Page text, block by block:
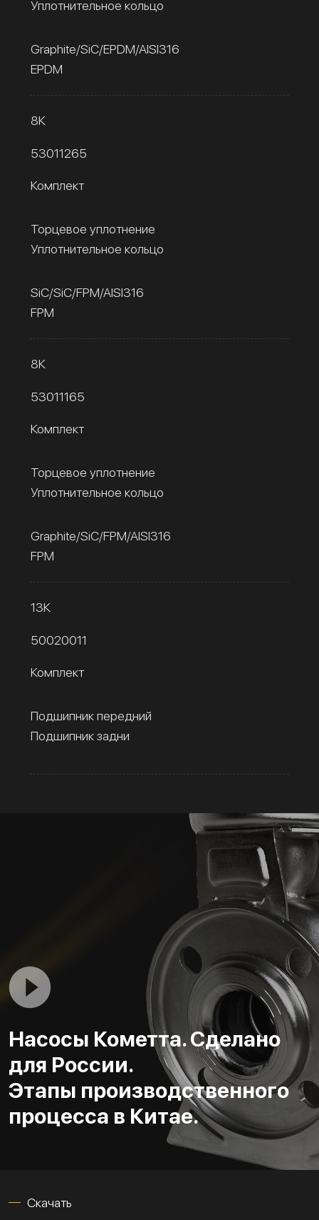
Уплотнительное кольцо
Graphite/SiC/EPDM/AISI316
EPDM
8К
53011265
Комплект
Торцевое уплотнение
Уплотнительное кольцо
SiC/SiC/FPM/AISI316
FPM
8К
53011165
Комплект
Торцевое уплотнение
Уплотнительное кольцо
Graphite/SiC/FPM/AISI316
FPM
13К
50020011
Комплект
Подшипник передний
Подшипник задни
Насосы Кометта. Сделано
для России.
Этапы производственного
процесса в Китае.
Скачать